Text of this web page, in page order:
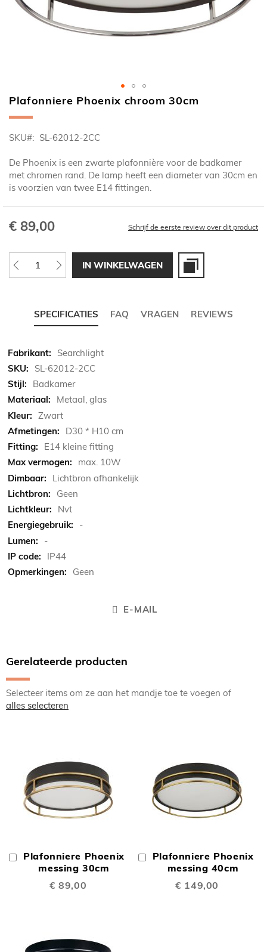
Ga
naar
begin
de
afbeeldingen-
gallerij
Plafonniere Phoenix chroom 30cm
SKU SL-62012-2CC
De Phoenix is een zwarte plafonnière voor de badkamer
met chromen rand. De lamp heeft een diameter van 30cm en
is voorzien van twee E14 fittingen.
€ 89,00 Schrijf de eerste review over dit product
IN WINKELWAGEN
SPECIFICATIES FAQ VRAGEN REVIEWS
Meer
informatie
Searchlight
SL-62012-2CC
Badkamer
Metaal, glas
Zwart
D30 * H10 cm
E14 kleine fitting
max. 10W
Lichtbron afhankelijk
Geen
Nvt
-
-
IP44
Geen
E-MAIL
Gerelateerde producten
Selecteer items om ze aan het mandje toe te voegen of
alles selecteren
Plafonniere Phoenix
messing 30cm
€ 89,00
In
Winkelwagen
Plafonniere Phoenix
messing 40cm
€ 149,00
In
Winkelwagen